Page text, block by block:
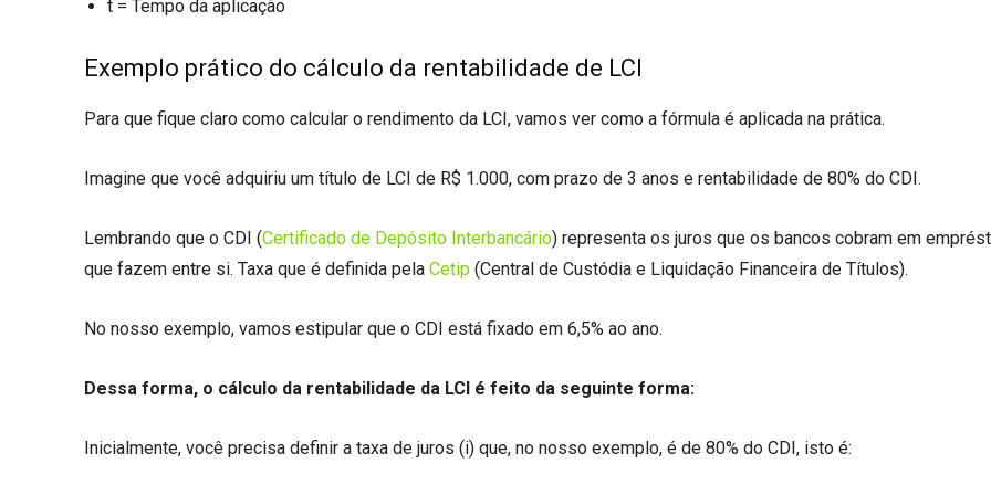
t = Tempo da aplicação
Exemplo prático do cálculo da rentabilidade de LCI
Para que fique claro como calcular o rendimento da LCI, vamos ver como a fórmula é aplicada na prática.
Imagine que você adquiriu um título de LCI de R$ 1.000, com prazo de 3 anos e rentabilidade de 80% do CDI.
Lembrando que o CDI (Certificado de Depósito Interbancário) representa os juros que os bancos cobram em
que fazem entre si. Taxa que é definida pela Cetip (Central de Custódia e Liquidação Financeira de Títulos).
No nosso exemplo, vamos estipular que o CDI está fixado em 6,5% ao ano.
Dessa forma, o cálculo da rentabilidade da LCI é feito da seguinte forma:
Inicialmente, você precisa definir a taxa de juros (i) que, no nosso exemplo, é de 80% do CDI, isto é: